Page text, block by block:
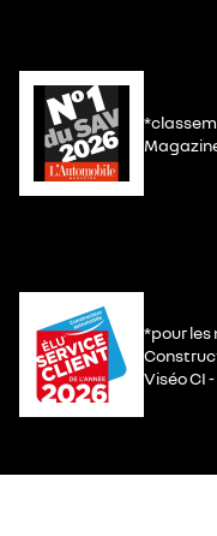
*pour les
Viséo CI